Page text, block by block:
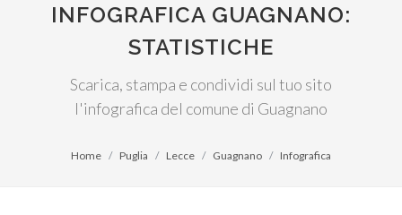
INFOGRAFICA GUAGNANO:
STATISTICHE
Scarica, stampa e condividi sul tuo sito
l'infografica del comune di Guagnano
Home Puglia Lecce Guagnano Infografica